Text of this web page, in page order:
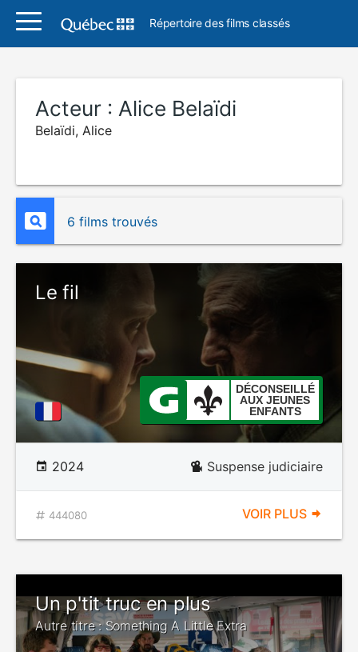
Répertoire des films classés
Acteur : Alice Belaïdi
Belaïdi, Alice
6 films trouvés
Le fil
DÉCONSEILLÉ
AUX JEUNES
ENFANTS
2024 Suspense judiciaire
444080 VOIR PLUS
Un p'tit truc en plus
Autre titre : Something A Little Extra